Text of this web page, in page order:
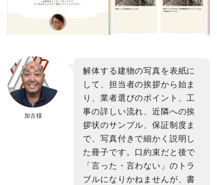
加古様
解体する建物の写真を表紙に
して、担当者の挨拶から始ま
り、業者選びのポイント、工
事の詳しい流れ、近隣への挨
拶状のサンプル、保証制度ま
で、写真付きで細かく説明し
た冊子です。口約束だと後で
「言った・言わない」のトラ
ブルになりかねませんが、書